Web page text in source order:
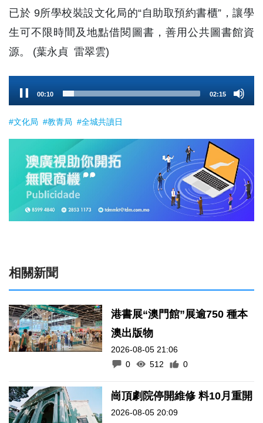
已於 9所學校裝設文化局的“自助取預約書櫃”，讓學
生可不限時間及地點借閱圖書，善用公共圖書館資
源。 (葉永貞 雷翠雲)
Player
00:11 02:15
#文化局 #教青局 #全城共讀日
相關新聞
港書展“澳門館”展逾750 種本
澳出版物
2026-08-05 21:06
0
512 0
崗頂劇院停開維修 料10月重開
2026-08-05 20:09